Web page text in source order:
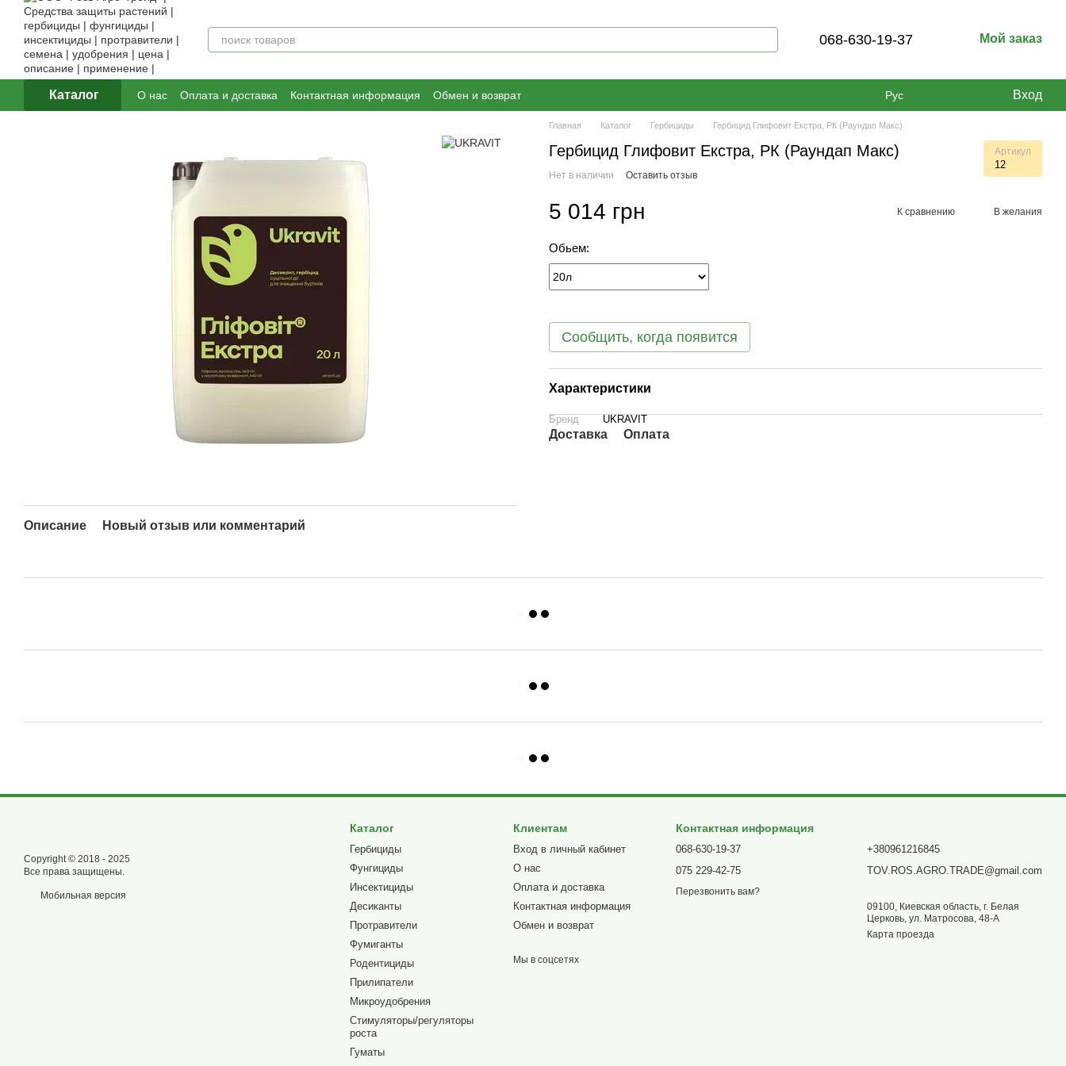
Перейти к основному контенту
068-630-19-37 Мой заказ
Каталог О нас Оплата и доставка Контактная информация Обмен и возврат Рус Вход
Описание Новый отзыв или комментарий
Главная Каталог Гербициды Гербицид Глифовит Екстра, РК (Раундап Макс)
Гербицид Глифовит Екстра, РК (Раундап Макс) Артикул
12
Нет в наличии Оставить отзыв
5 014 грн К сравнению В желания
Обьем:
Сообщить, когда появится
Характеристики
Бренд UKRAVIT
Доставка Оплата
Copyright © 2018 - 2025
Все права защищены.
Мобильная версия
Каталог
Гербициды
Фунгициды
Инсектициды
Десиканты
Протравители
Фумиганты
Родентициды
Прилипатели
Микроудобрения
Стимуляторы/регуляторы
роста
Гуматы
Клиентам
Вход в личный кабинет
О нас
Оплата и доставка
Контактная информация
Обмен и возврат
Мы в соцсетях
Контактная информация
068-630-19-37
075 229-42-75
Перезвонить вам?
+380961216845
TOV.ROS.AGRO.TRADE@gmail.com
09100, Киевская область, г. Белая
Церковь, ул. Матросова, 48-А
Карта проезда